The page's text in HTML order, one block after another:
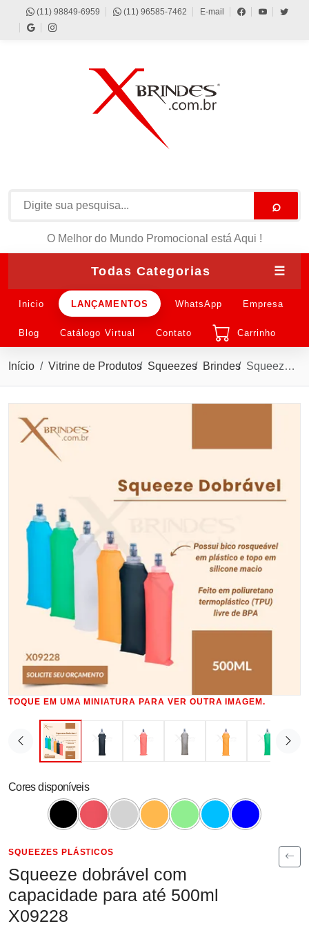
(11) 98849-6959 (11) 96585-7462 E-mail
⌕
O Melhor do Mundo Promocional está Aqui !
Todas Categorias ☰
Inicio LANÇAMENTOS WhatsApp Empresa
Blog Catálogo Virtual Contato Carrinho
Início Vitrine de Produtos Squeezes Brindes Squeeze dobrável com capacidade para até 500ml X09228
TOQUE EM UMA MINIATURA PARA VER OUTRA IMAGEM.
Cores disponíveis
SQUEEZES PLÁSTICOS
Squeeze dobrável com
capacidade para até 500ml
X09228